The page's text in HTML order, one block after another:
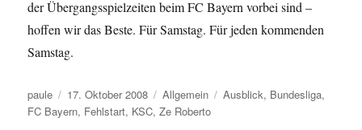
der Übergangsspielzeiten beim FC Bayern vorbei sind –
hoffen wir das Beste. Für Samstag. Für jeden kommenden
Samstag.
Autor
paule
Veröffentlicht
am
17. Oktober 2008 Kategorien
Allgemein Schlagwörter
Ausblick, Bundesliga,
FC Bayern, Fehlstart, KSC,Ze Roberto